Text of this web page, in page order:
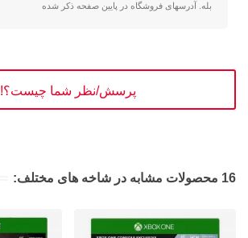
بله. آدرسهای فروشگاه در پایین صفحه ذکر شده
پرسش/نظر شما چیست؟!
16 محصولات مشابه در شاخه های مختلف: